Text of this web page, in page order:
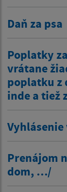
Daň za psa
Poplatky
vrátane
poplatku z
inde a tiež
Prenájom
dom, …/